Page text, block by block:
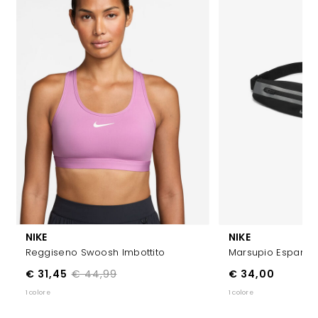
NIKE
Reggiseno Swoosh Imbottito
€ 44,99
€ 31,45
1 colore
NIKE
Marsupio
€ 34,00
1 colore
ISCRIVITI ALLA